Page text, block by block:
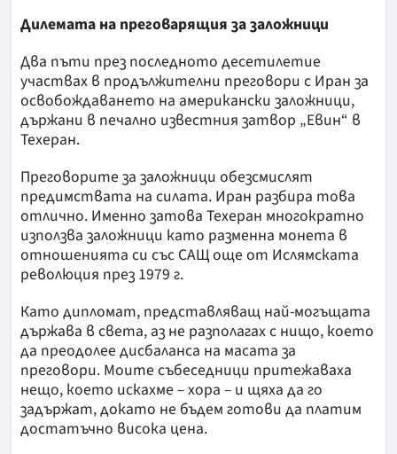
Дилемата на преговарящия за заложници
Два пъти през последното десетилетие
участвах в продължителни преговори с Иран за
освобождаването на американски заложници,
държани в печално известния затвор „Евин“ в
Техеран.
Преговорите за заложници обезсмислят
предимствата на силата. Иран разбира това
отлично. Именно затова Техеран многократно
използва заложници като разменна монета в
отношенията си със САЩ още от Ислямската
революция през 1979 г.
Като дипломат, представляващ най-могъщата
държава в света, аз не разполагах с нищо, което
да преодолее дисбаланса на масата за
преговори. Моите събеседници притежаваха
нещо, което искахме – хора – и щяха да го
задържат, докато не бъдем готови да платим
достатъчно висока цена.